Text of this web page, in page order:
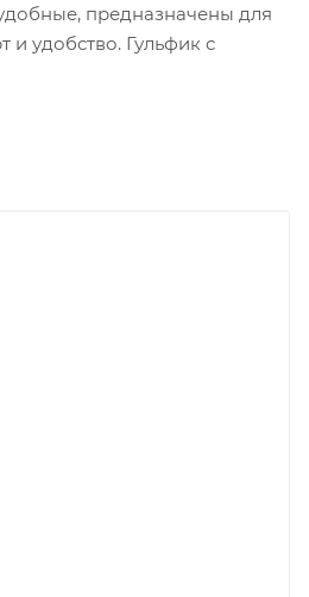
предназначены для
и удобство. Гульфик с